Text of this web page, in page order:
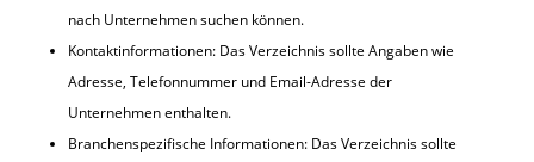
nach Unternehmen suchen können.
Kontaktinformationen: Das Verzeichnis sollte Angaben wie
Adresse, Telefonnummer und Email-Adresse der
Unternehmen enthalten.
Branchenspezifische Informationen: Das Verzeichnis sollte